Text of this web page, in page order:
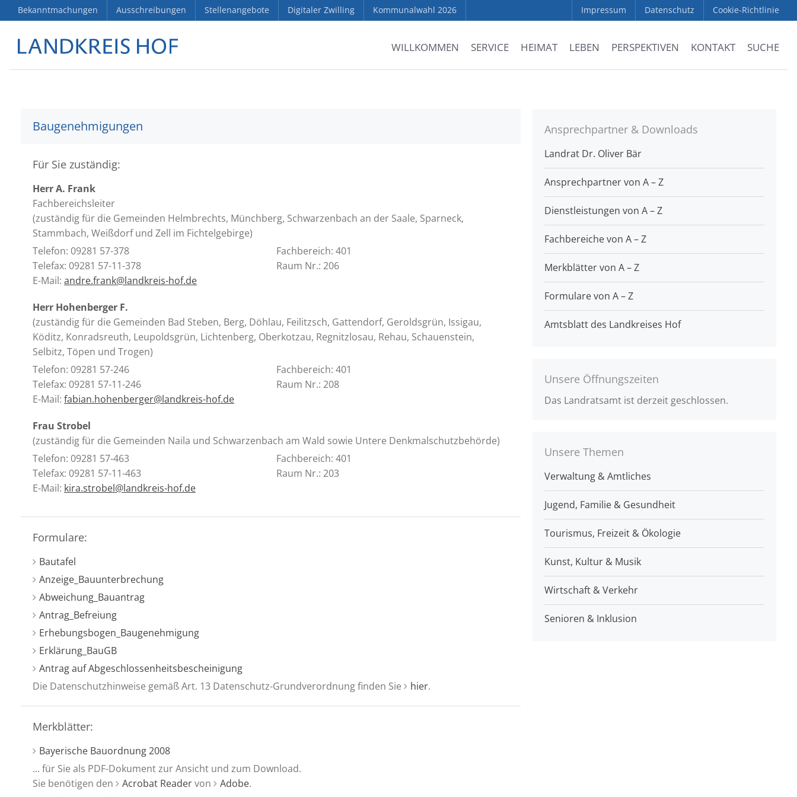
Bekanntmachungen Ausschreibungen Stellenangebote Digitaler Zwilling Kommunalwahl 2026 Impressum Datenschutz Cookie-Richtlinie
WILLKOMMEN SERVICE HEIMAT LEBEN PERSPEKTIVEN KONTAKT SUCHE
Baugenehmigungen
Für Sie zuständig:
Herr A. Frank
Fachbereichsleiter
(zuständig für die Gemeinden Helmbrechts, Münchberg, Schwarzenbach an der Saale, Sparneck,
Stammbach, Weißdorf und Zell im Fichtelgebirge)
Telefon: 09281 57-378
Telefax: 09281 57-11-378
E-Mail: andre.frank@landkreis-hof.de
Fachbereich: 401
Raum Nr.: 206
Herr Hohenberger F.
(zuständig für die Gemeinden Bad Steben, Berg, Döhlau, Feilitzsch, Gattendorf, Geroldsgrün, Issigau,
Köditz, Konradsreuth, Leupoldsgrün, Lichtenberg, Oberkotzau, Regnitzlosau, Rehau, Schauenstein,
Selbitz, Töpen und Trogen)
Telefon: 09281 57-246
Telefax: 09281 57-11-246
E-Mail: fabian.hohenberger@landkreis-hof.de
Fachbereich: 401
Raum Nr.: 208
Frau Strobel
(zuständig für die Gemeinden Naila und Schwarzenbach am Wald sowie Untere Denkmalschutzbehörde)
Telefon: 09281 57-463
Telefax: 09281 57-11-463
E-Mail: kira.strobel@landkreis-hof.de
Fachbereich: 401
Raum Nr.: 203
Formulare:
Bautafel
Anzeige_Bauunterbrechung
Abweichung_Bauantrag
Antrag_Befreiung
Erhebungsbogen_Baugenehmigung
Erklärung_BauGB
Antrag auf Abgeschlossenheitsbescheinigung
Die Datenschutzhinweise gemäß Art. 13 Datenschutz-Grundverordnung finden Sie
hier.
Merkblätter:
Bayerische Bauordnung 2008
... für Sie als PDF-Dokument zur Ansicht und zum Download.
Sie benötigen den
Acrobat Readervon Adobe.
Ansprechpartner & Downloads
Landrat Dr. Oliver Bär
Ansprechpartner von A – Z
Dienstleistungen von A – Z
Fachbereiche von A – Z
Merkblätter von A – Z
Formulare von A – Z
Amtsblatt des Landkreises Hof
Unsere Öffnungszeiten
Das Landratsamt ist derzeit geschlossen.
Unsere Themen
Verwaltung & Amtliches
Jugend, Familie & Gesundheit
Tourismus, Freizeit & Ökologie
Kunst, Kultur & Musik
Wirtschaft & Verkehr
Senioren & Inklusion